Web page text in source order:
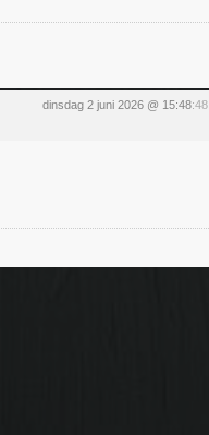
dinsdag 2 juni 2026 @ 15:48:48